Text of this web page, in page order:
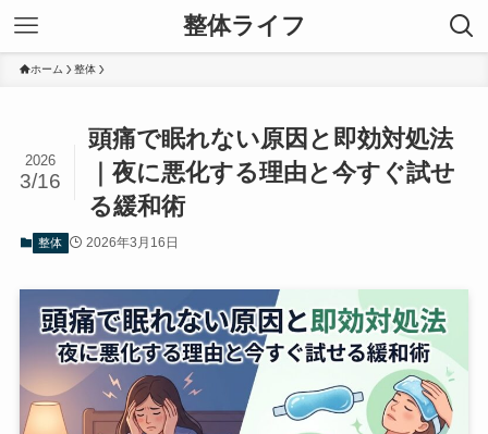
整体ライフ
ホーム 整体
頭痛で眠れない原因と即効対処法
｜夜に悪化する理由と今すぐ試せ
る緩和術
2026
3/16
整体 2026年3月16日